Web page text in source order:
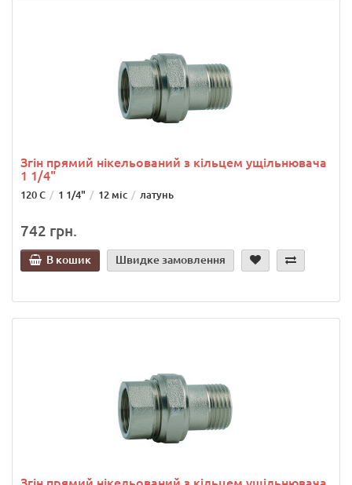
Згін прямий нікельований з кільцем ущільнювача
1 1/4"
120 C 1 1/4" 12 міс латунь
742 грн.
В кошик Швидке замовлення